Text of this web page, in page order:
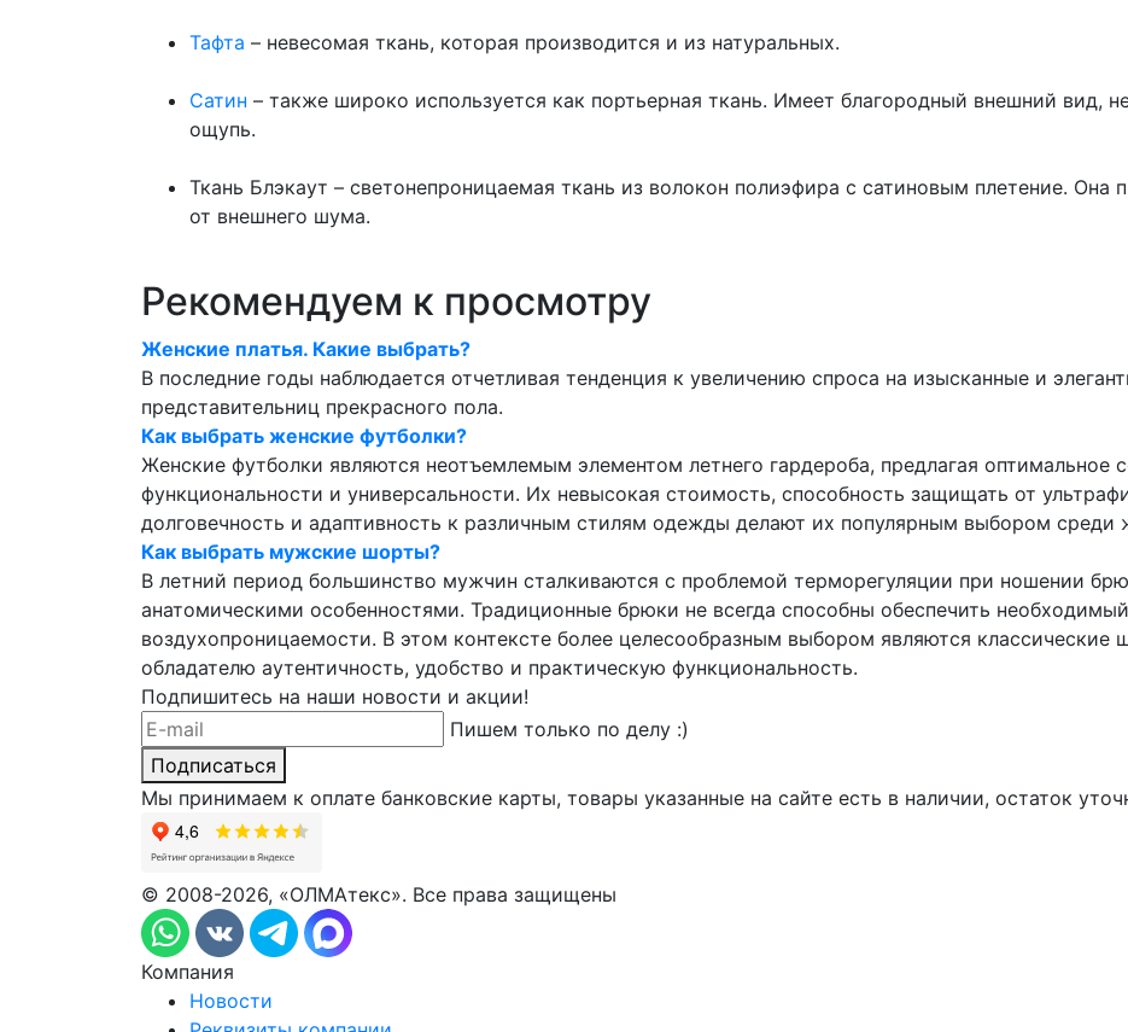
Тафта – невесомая ткань, которая производится и из натуральных.
Сатин – также широко используется как портьерная ткань. Имеет благородный внешний вид,
ощупь.
Ткань Блэкаут – светонепроницаемая ткань из волокон полиэфира с сатиновым плетение. Она
от внешнего шума.
Рекомендуем к просмотру
Женские платья. Какие выбрать?
В последние годы наблюдается отчетливая тенденция к увеличению спроса на изысканные и
представительниц прекрасного пола.
Как выбрать женские футболки?
Женские футболки являются неотъемлемым элементом летнего гардероба, предлагая оптимальное
функциональности и универсальности. Их невысокая стоимость, способность защищать от
долговечность и адаптивность к различным стилям одежды делают их популярным выбором среди
Как выбрать мужские шорты?
В летний период большинство мужчин сталкиваются с проблемой терморегуляции при ношении
анатомическими особенностями. Традиционные брюки не всегда способны обеспечить
воздухопроницаемости. В этом контексте более целесообразным выбором являются классические
обладателю аутентичность, удобство и практическую функциональность.
Подпишитесь на наши новости и акции!
Пишем только по делу :)
Подписаться
Мы принимаем к оплате банковские карты, товары указанные на сайте есть в наличии, остаток
© 2008-2026, «ОЛМАтекс». Все права защищены
Компания
Новости